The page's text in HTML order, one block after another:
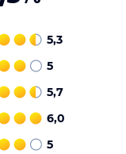
von KI. Alle
Veranstalters.
5,3
5
5,7
6,0
5